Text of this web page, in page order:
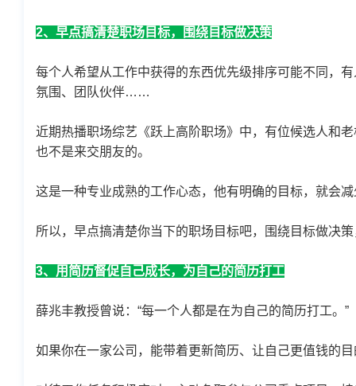
2、早点搞清楚职场目标，围绕目标做决策
每个人希望从工作中获得的东西优先级排序可能不同，
氛围、团队伙伴……
近期热播职场综艺《跃上高阶职场》中，有位候选人和
也不是来交朋友的。
这是一种专业成熟的工作心态，他有明确的目标，就会
所以，早点搞清楚你当下的职场目标吧，围绕目标做决
3、用简历督促自己成长，为自己的简历打工
薛兆丰教授曾说：“每一个人都是在为自己的简历打工。”
如果你在一家公司，能带着更新简历、让自己更值钱的